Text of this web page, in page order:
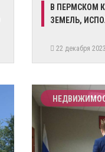
​В ПЕРМСКОМ
ЗЕМЕЛЬ,
22 декабря